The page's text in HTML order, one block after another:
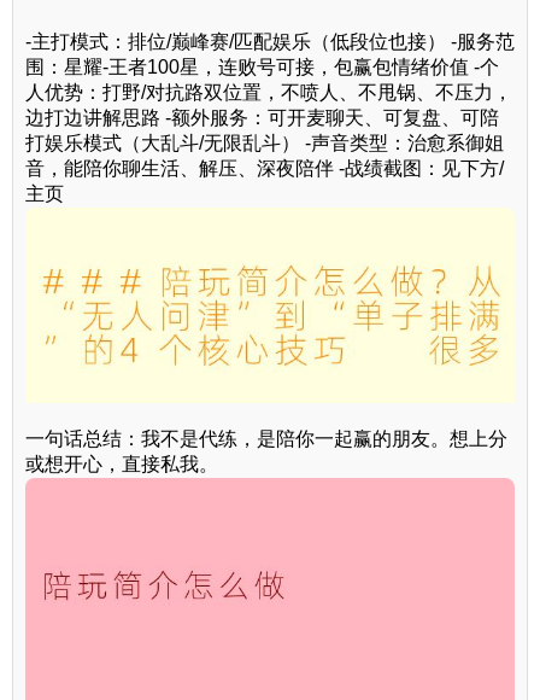
-主打模式：排位/巅峰赛/匹配娱乐（低段位也接） -服务范
围：星耀-王者100星，连败号可接，包赢包情绪价值 -个
人优势：打野/对抗路双位置，不喷人、不甩锅、不压力，
边打边讲解思路 -额外服务：可开麦聊天、可复盘、可陪
打娱乐模式（大乱斗/无限乱斗） -声音类型：治愈系御姐
音，能陪你聊生活、解压、深夜陪伴 -战绩截图：见下方/
主页
一句话总结：我不是代练，是陪你一起赢的朋友。想上分
或想开心，直接私我。